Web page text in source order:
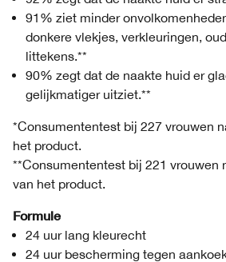
91% ziet minder
donkere vlekjes, verkleuringen,
littekens.**
90% zegt dat de naakte huid er
gelijkmatiger uitziet.**
*Consumententest bij 227 vrouwen
het product.
**Consumententest bij 221 vrouwen
van het product.
Formule
24 uur lang kleurecht
24 uur bescherming tegen